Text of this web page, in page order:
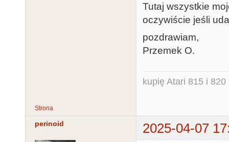
Tutaj wszystkie
oczywiście jeśli
pozdrawiam,
Przemek O.
kupię Atari 815 i 820
Strona
perinoid 2025-04-07